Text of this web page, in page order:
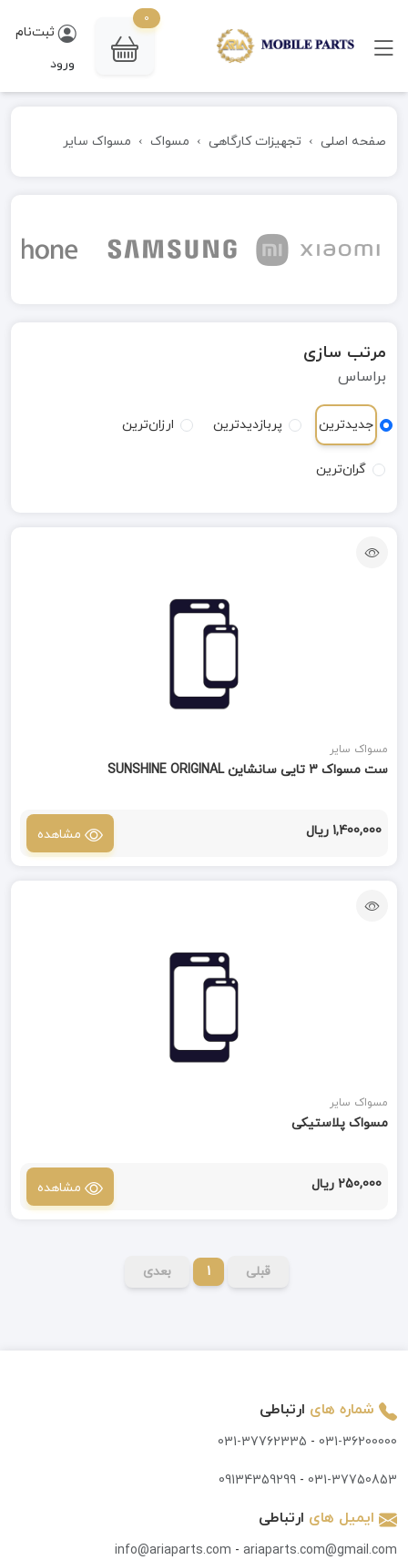
0
ثبت‌نام
ورود
صفحه اصلی تجهیزات کارگاهی مسواک مسواک سایر
مرتب سازی
براساس
جدیدترین پربازدیدترین ارزان‌ترین
گران‌ترین
مسواک سایر
ست مسواک 3 تایی سانشاین SUNSHINE ORIGINAL
1,400,000 ریال مشاهده
مسواک سایر
مسواک پلاستیکی
250,000 ریال مشاهده
قبلی 1 بعدی
شماره های ارتباطی
031-36200000
-
031-37762335
031-37750853
-
09134359299
ایمیل های ارتباطی
info@ariaparts.com - ariaparts.com@gmail.com